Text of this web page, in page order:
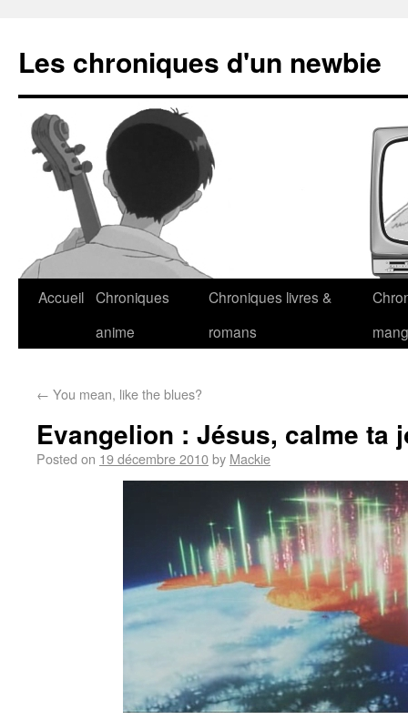
Les chroniques d'un newbie
Accueil Chroniques
anime
Chroniques livres &
romans
← You mean, like the blues?
Evangelion : Jésus, calme ta
Posted on 19 décembre 2010by Mackie